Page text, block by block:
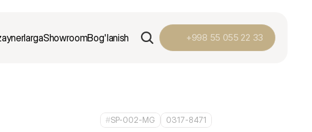
#SP-002-MG 0317-8471
ShowroomBog'lanish +998 55 055 22 33